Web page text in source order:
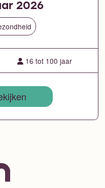
2026
16 tot 100 jaar